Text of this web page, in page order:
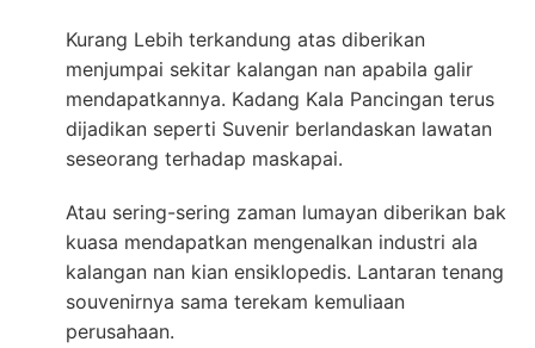
Kurang Lebih terkandung atas diberikan
menjumpai sekitar kalangan nan apabila galir
mendapatkannya. Kadang Kala Pancingan terus
dijadikan seperti Suvenir berlandaskan lawatan
seseorang terhadap maskapai.
Atau sering-sering zaman lumayan diberikan bak
kuasa mendapatkan mengenalkan industri ala
kalangan nan kian ensiklopedis. Lantaran tenang
souvenirnya sama terekam kemuliaan
perusahaan.